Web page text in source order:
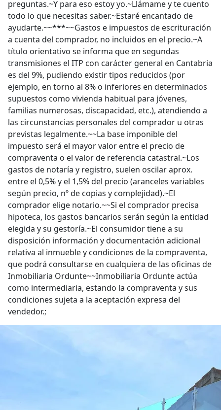
preguntas.~Y para eso estoy yo.~Llámame y te cuento
todo lo que necesitas saber.~Estaré encantado de
ayudarte.~~***~~Gastos e impuestos de escrituración
a cuenta del comprador, no incluidos en el precio.~A
título orientativo se informa que en segundas
transmisiones el ITP con carácter general en Cantabria
es del 9%, pudiendo existir tipos reducidos (por
ejemplo, en torno al 8% o inferiores en determinados
supuestos como vivienda habitual para jóvenes,
familias numerosas, discapacidad, etc.), atendiendo a
las circunstancias personales del comprador u otras
previstas legalmente.~~La base imponible del
impuesto será el mayor valor entre el precio de
compraventa o el valor de referencia catastral.~Los
gastos de notaría y registro, suelen oscilar aprox.
entre el 0,5% y el 1,5% del precio (aranceles variables
según precio, nº de copias y complejidad).~El
comprador elige notario.~~Si el comprador precisa
hipoteca, los gastos bancarios serán según la entidad
elegida y su gestoría.~El consumidor tiene a su
disposición información y documentación adicional
relativa al inmueble y condiciones de la compraventa,
que podrá consultarse en cualquiera de las oficinas de
Inmobiliaria Ordunte~~Inmobiliaria Ordunte actúa
como intermediaria, estando la compraventa y sus
condiciones sujeta a la aceptación expresa del
vendedor.;